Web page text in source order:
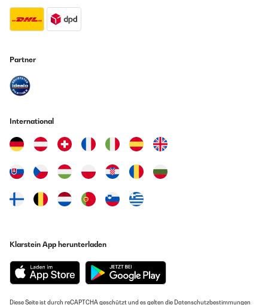
Partner
International
Klarstein App herunterladen
Diese Seite ist durch reCAPTCHA geschützt und es gelten die Datenschutzbestimmungen